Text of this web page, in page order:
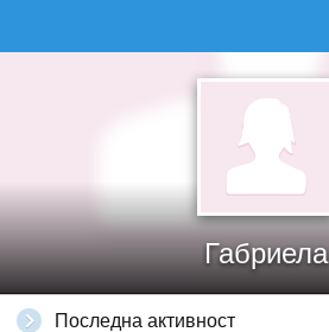
Габриела
Последна активност